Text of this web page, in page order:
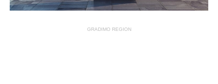
GRADIMO REGION